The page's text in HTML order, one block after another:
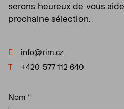
serons heureux de vous
prochaine sélection.
E
info@rim.cz
T
+420 577 112 640
Nom